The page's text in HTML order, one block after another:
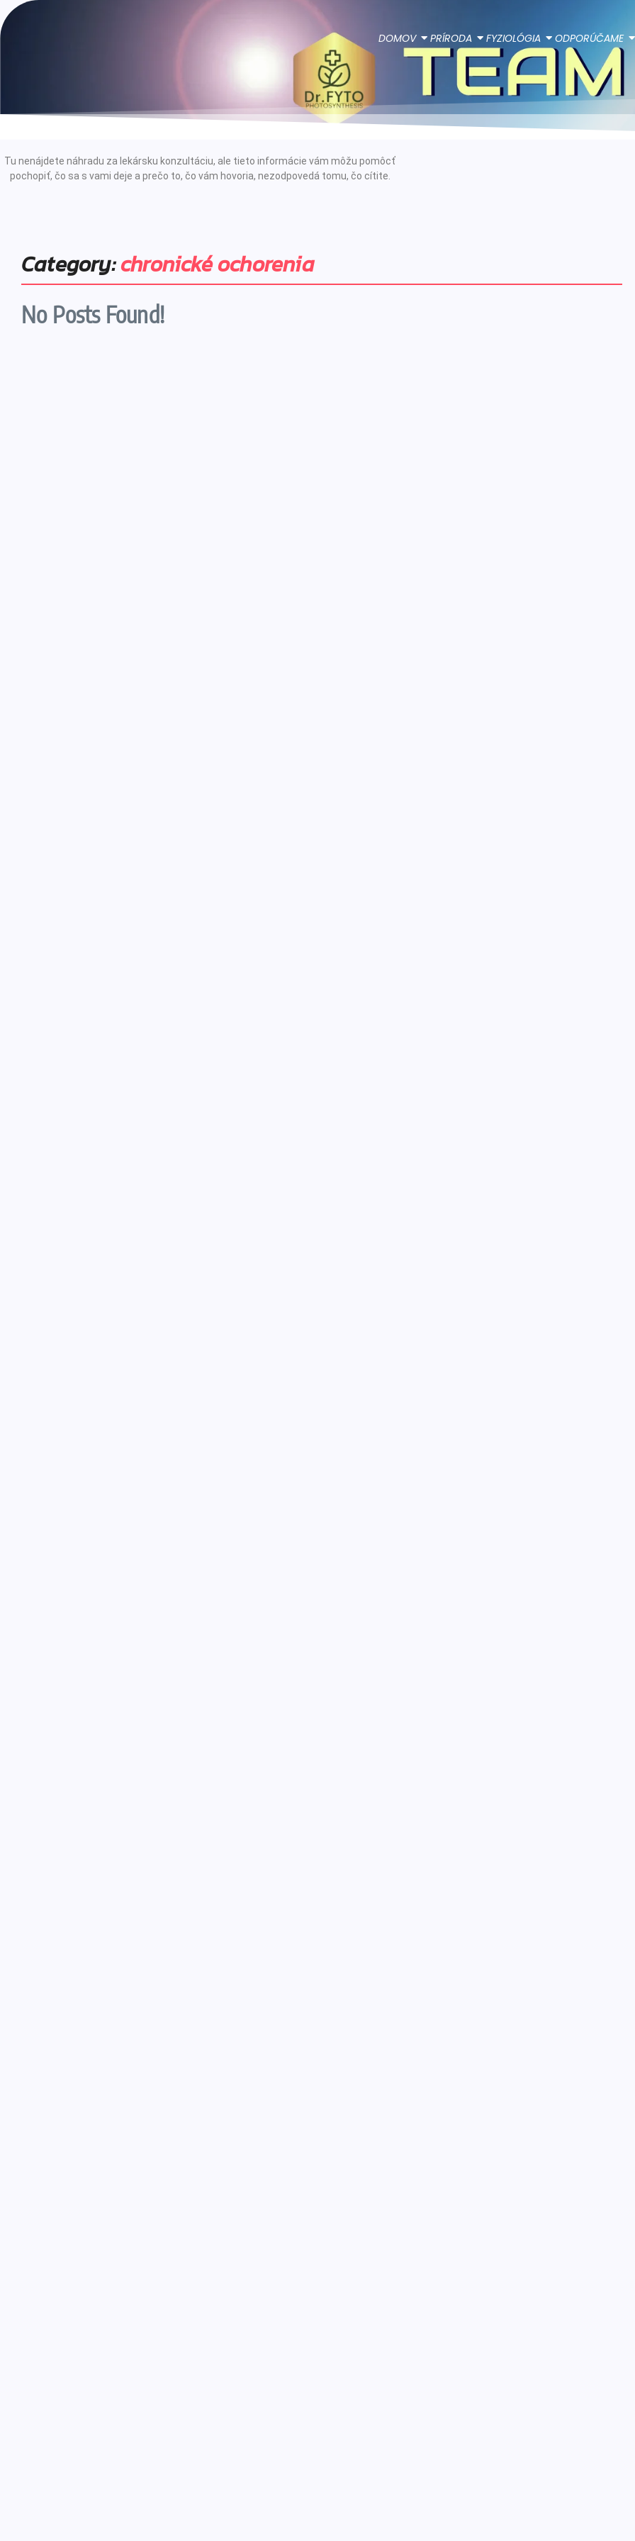
DOMOV PRÍRODA FYZIOLÓGIA ODPORÚČAME
Tu nenájdete náhradu za lekársku konzultáciu, ale tieto informácie vám môžu pomôcť
pochopiť, čo sa s vami deje a prečo to, čo vám hovoria, nezodpovedá tomu, čo cítite.
Category:chronické ochorenia
No Posts Found!